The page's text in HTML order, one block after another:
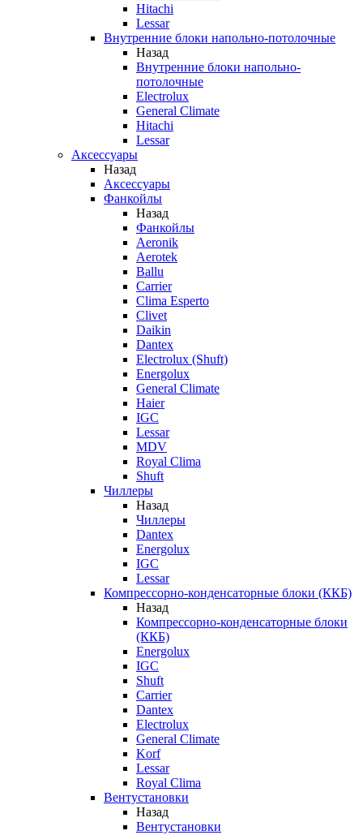
Hitachi
Lessar
Внутренние блоки напольно-потолочные
Назад
Внутренние блоки напольно-
потолочные
Electrolux
General Climate
Hitachi
Lessar
Аксессуары
Назад
Аксессуары
Фанкойлы
Назад
Фанкойлы
Aeronik
Aerotek
Ballu
Carrier
Clima Esperto
Clivet
Daikin
Dantex
Electrolux (Shuft)
Energolux
General Climate
Haier
IGC
Lessar
MDV
Royal Clima
Shuft
Чиллеры
Назад
Чиллеры
Dantex
Energolux
IGC
Lessar
Компрессорно-конденсаторные блоки (ККБ)
Назад
Компрессорно-конденсаторные блоки
(ККБ)
Energolux
IGC
Shuft
Carrier
Dantex
Electrolux
General Climate
Korf
Lessar
Royal Clima
Вентустановки
Назад
Вентустановки